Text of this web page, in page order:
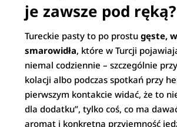
je zawsze pod ręką?
Tureckie pasty to po prostugęste,
smarowidła, które w Turcji
niemal codziennie – szczególnie
kolacji albo podczas spotkań przy
pierwszym kontakcie widać, że to
dla dodatku”, tylko coś, co ma
aromat i konkretną przyjemność